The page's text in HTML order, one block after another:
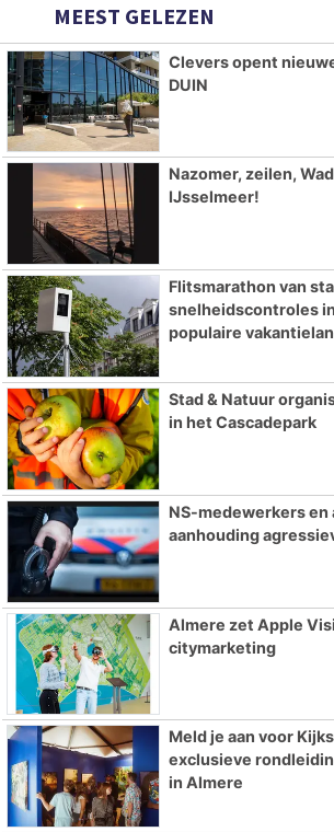
MEEST GELEZEN
Clevers opent
DUIN
Nazomer, zeilen,
IJsselmeer!
Flitsmarathon van
snelheidscontroles
populaire
Stad & Natuur
in het Cascadepark
NS-medewerkers en
aanhouding
Almere zet Apple
citymarketing
Meld je aan voor
exclusieve
in Almere